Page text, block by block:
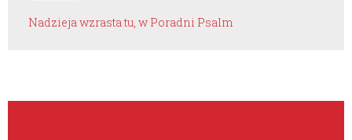
Nadzieja wzrasta tu, w Poradni Psalm